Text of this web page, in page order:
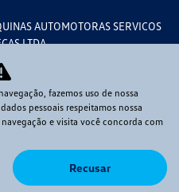
AUTOMOTORAS SERVICOS
LTDA
0001-37
é a vida.
® Direitos Reservados.
fazemos uso de nossa
pessoais respeitamos nossa
e visita você concorda com
Recusar